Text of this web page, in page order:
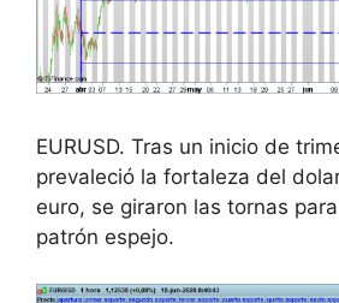
EURUSD. Tras un inicio de
prevaleció la fortaleza del
euro, se giraron las tornas
patrón espejo.